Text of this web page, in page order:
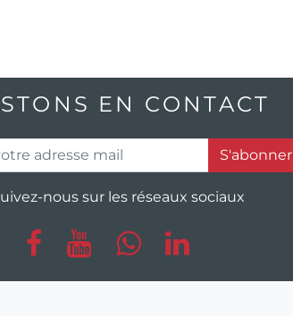
EN CONTACT
S'abonner
nous sur les réseaux sociaux